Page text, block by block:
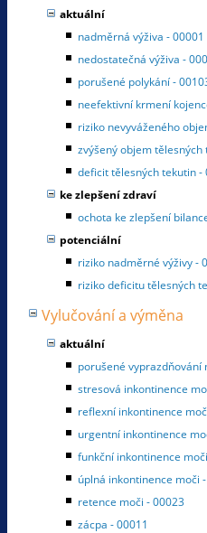
aktuální
nadměrná výživa - 00001
nedostatečná výživa -
porušené polykání -
neefektivní krmení
riziko nevyváženého
zvýšený objem tělesných
deficit tělesných tekutin -
ke zlepšení zdraví
ochota ke zlepšení
potenciální
riziko nadměrné výživy -
riziko deficitu tělesných
Vylučování a výměna
aktuální
porušené vyprazdňování
stresová inkontinence
reflexní inkontinence
urgentní inkontinence
funkční inkontinence
úplná inkontinence moči
retence moči - 00023
zácpa - 00011